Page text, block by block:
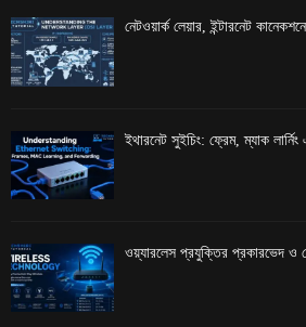
নেটওয়ার্ক লেয়ার, ইন্টারনেট
ইথারনেট সুইচিং: ফ্রেম, ম্যাক লার্নিং
ওয়্যারলেস প্রযুক্তির প্রকারভেদ ও